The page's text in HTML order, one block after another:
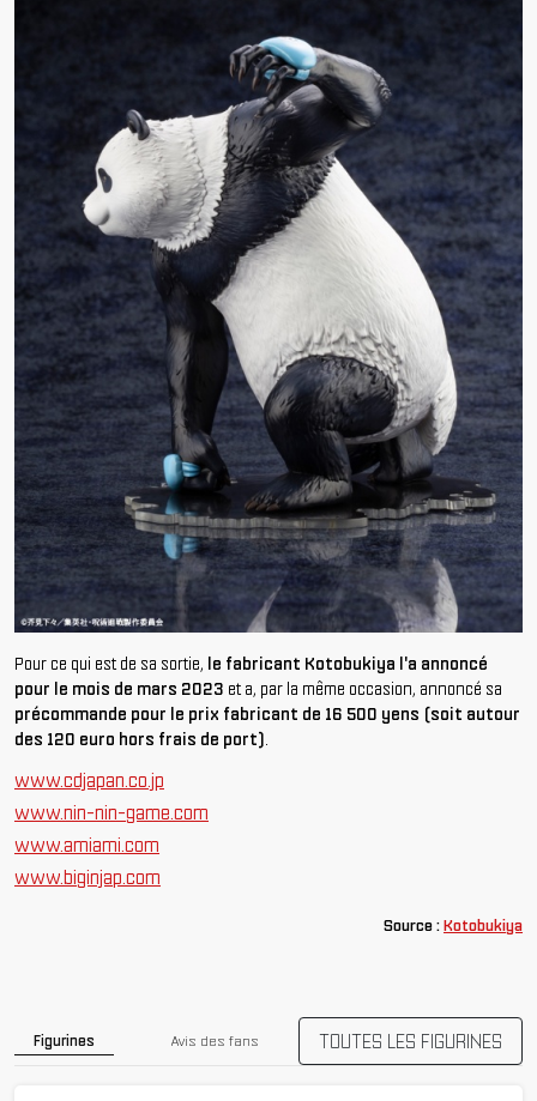
Pour ce qui est de sa sortie, le fabricant Kotobukiya l'a annoncé
pour le mois de mars 2023 et a, par la même occasion, annoncé sa
précommande pour le prix fabricant de 16 500 yens (soit autour
des 120 euro hors frais de port).
www.cdjapan.co.jp
www.nin-nin-game.com
www.amiami.com
www.biginjap.com
Source :Kotobukiya
Figurines Avis des fans TOUTES LES FIGURINES